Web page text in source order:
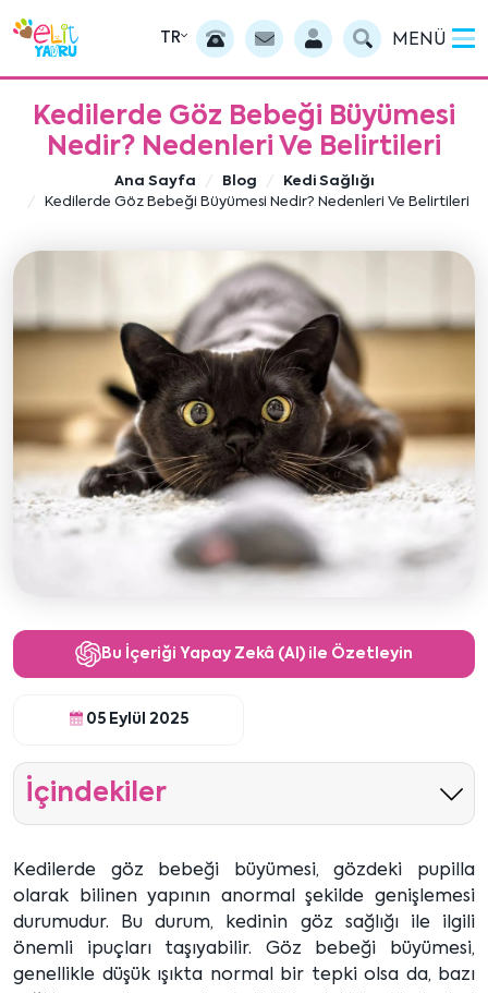
TR MENÜ
Kedilerde Göz Bebeği Büyümesi
Nedir? Nedenleri Ve Belirtileri
Ana Sayfa Blog
Kedi Sağlığı
Kedilerde Göz Bebeği Büyümesi Nedir? Nedenleri Ve Belirtileri
Bu İçeriği Yapay Zekâ (AI) ile Özetleyin
05 Eylül 2025
İçindekiler
Kedilerde göz bebeği büyümesi, gözdeki pupilla
olarak bilinen yapının anormal şekilde genişlemesi
durumudur. Bu durum, kedinin göz sağlığı ile ilgili
önemli ipuçları taşıyabilir. Göz bebeği büyümesi,
genellikle düşük ışıkta normal bir tepki olsa da, bazı